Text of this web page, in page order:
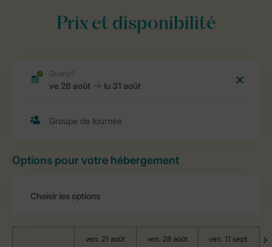
Prix et disponibilité
Options pour votre hébergement
ven. 21 août ven. 28 août ven. 11 sept.